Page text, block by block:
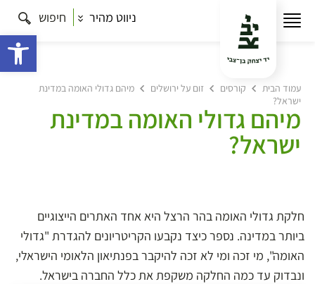
ניווט מהיר חיפוש
עמוד הבית קורסים זום על ירושלים
מיהם גדולי האומה במדינת
ישראל?
מיהם גדולי האומה במדינת
ישראל?
חלקת גדולי האומה בהר הרצל היא אחד האתרים הייצוגיים
ביותר במדינה. נספר כיצד נקבעו הקריטריונים להגדרת "גדולי
האומה", מי זכה ומי לא זכה להיקבר בפנתיאון הלאומי הישראלי,
ונבדוק עד כמה החלקה משקפת את כלל החברה בישראל.